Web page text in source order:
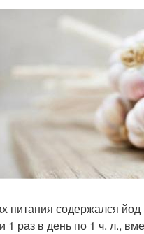
питания содержался
1 раз в день по 1 ч. л.,